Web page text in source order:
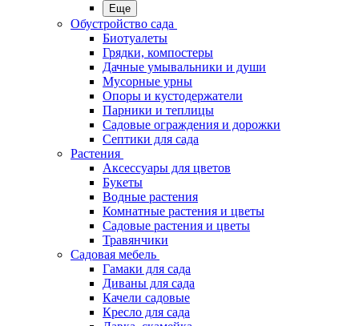
Еще
Обустройство сада
Биотуалеты
Грядки, компостеры
Дачные умывальники и души
Мусорные урны
Опоры и кустодержатели
Парники и теплицы
Садовые ограждения и дорожки
Септики для сада
Растения
Аксессуары для цветов
Букеты
Водные растения
Комнатные растения и цветы
Садовые растения и цветы
Травянчики
Садовая мебель
Гамаки для сада
Диваны для сада
Качели садовые
Кресло для сада